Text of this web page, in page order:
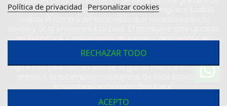
Política de privacidad Personalizar cookies
RECHAZAR TODO
ACEPTO
Barcelona y de España. Desde nuestro desguace podrás
en Barcelona y disponemos de piezas y despieces para
todas las marcas de vehículos. Compra el recambio que
necesitas para tu coche en nuestro desguace. Los
repuestos para coches son de segunda mano a muy buen
Desarrollado porSeintosoft